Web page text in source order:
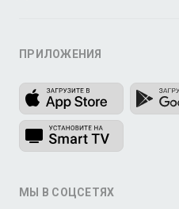
ПРИЛОЖЕНИЯ
МЫ В СОЦСЕТЯХ